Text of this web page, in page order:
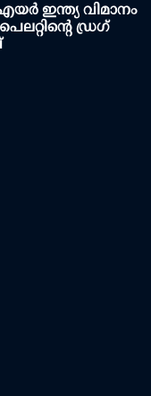
ഇന്ത്യ വിമാനം
ഡ്രഗ്